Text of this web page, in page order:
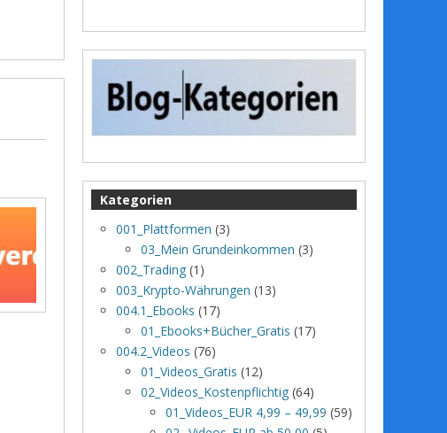
Kategorien
001_Plattformen (3)
03_Mein Grundeinkommen (3)
002_Trading (1)
003_Krypto-Währungen (13)
004.1_Ebooks (17)
01_Ebooks+Bücher_Gratis (17)
004.2_Videos (76)
01_Videos_Gratis (12)
02_Videos_Kostenpflichtig (64)
01_Videos_EUR 4,99 – 49,99 (59)